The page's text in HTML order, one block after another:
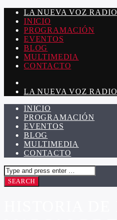
LA NUEVA VOZ RADIO
INICIO
PROGRAMACIÓN
EVENTOS
BLOG
MULTIMEDIA
CONTACTO
LA NUEVA VOZ RADIO
INICIO
PROGRAMACIÓN
EVENTOS
BLOG
MULTIMEDIA
CONTACTO